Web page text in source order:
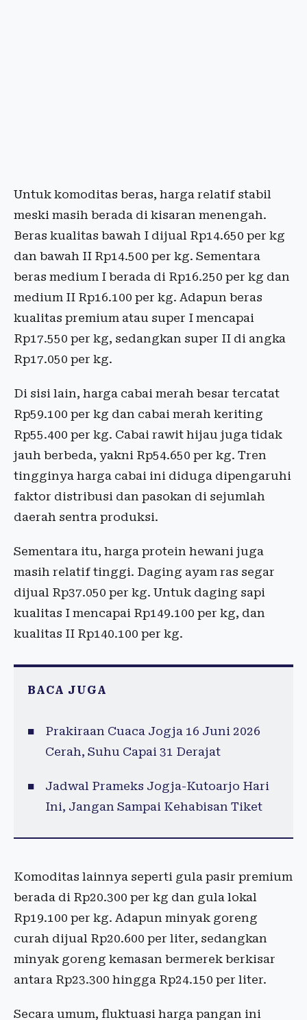
Untuk komoditas beras, harga relatif stabil
meski masih berada di kisaran menengah.
Beras kualitas bawah I dijual Rp14.650 per kg
dan bawah II Rp14.500 per kg. Sementara
beras medium I berada di Rp16.250 per kg dan
medium II Rp16.100 per kg. Adapun beras
kualitas premium atau super I mencapai
Rp17.550 per kg, sedangkan super II di angka
Rp17.050 per kg.
Di sisi lain, harga cabai merah besar tercatat
Rp59.100 per kg dan cabai merah keriting
Rp55.400 per kg. Cabai rawit hijau juga tidak
jauh berbeda, yakni Rp54.650 per kg. Tren
tingginya harga cabai ini diduga dipengaruhi
faktor distribusi dan pasokan di sejumlah
daerah sentra produksi.
Sementara itu, harga protein hewani juga
masih relatif tinggi. Daging ayam ras segar
dijual Rp37.050 per kg. Untuk daging sapi
kualitas I mencapai Rp149.100 per kg, dan
kualitas II Rp140.100 per kg.
BACA JUGA
Prakiraan Cuaca Jogja 16 Juni 2026
Cerah, Suhu Capai 31 Derajat
Jadwal Prameks Jogja-Kutoarjo Hari
Ini, Jangan Sampai Kehabisan Tiket
Komoditas lainnya seperti gula pasir premium
berada di Rp20.300 per kg dan gula lokal
Rp19.100 per kg. Adapun minyak goreng
curah dijual Rp20.600 per liter, sedangkan
minyak goreng kemasan bermerek berkisar
antara Rp23.300 hingga Rp24.150 per liter.
Secara umum, fluktuasi harga pangan ini